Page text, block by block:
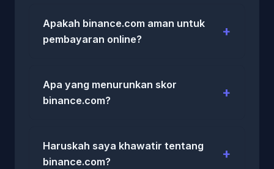
Apakah binance.com aman untuk
pembayaran online?
Apa yang menurunkan skor
binance.com?
Haruskah saya khawatir tentang
binance.com?